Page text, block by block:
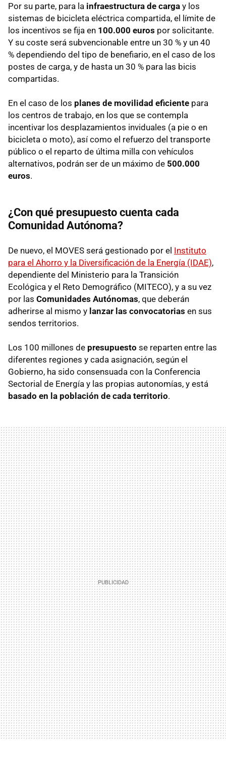
Por su parte, para la infraestructura de carga y los
sistemas de bicicleta eléctrica compartida, el límite de
los incentivos se fija en 100.000 euros por solicitante.
Y su coste será subvencionable entre un 30 % y un 40
% dependiendo del tipo de benefiario, en el caso de los
postes de carga, y de hasta un 30 % para las bicis
compartidas.
En el caso de los planes de movilidad eficiente para
los centros de trabajo, en los que se contempla
incentivar los desplazamientos inviduales (a pie o en
bicicleta o moto), así como el refuerzo del transporte
público o el reparto de última milla con vehículos
alternativos, podrán ser de un máximo de 500.000
euros.
¿Con qué presupuesto cuenta cada
Comunidad Autónoma?
De nuevo, el MOVES será gestionado por el Instituto
para el Ahorro y la Diversificación de la Energía (IDAE),
dependiente del Ministerio para la Transición
Ecológica y el Reto Demográfico (MITECO), y a su vez
por las Comunidades Autónomas, que deberán
adherirse al mismo y lanzar las convocatorias en sus
sendos territorios.
Los 100 millones de presupuesto se reparten entre las
diferentes regiones y cada asignación, según el
Gobierno, ha sido consensuada con la Conferencia
Sectorial de Energía y las propias autonomías, y está
basado en la población de cada territorio.